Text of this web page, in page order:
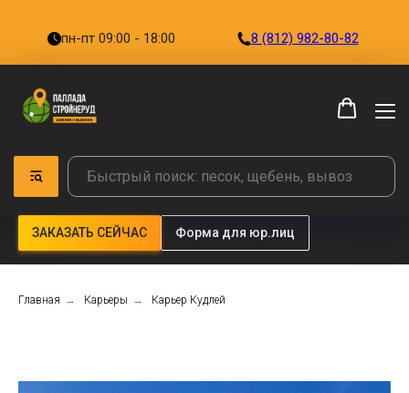
пн-пт 09:00 - 18:00 8 (812) 982-80-82
ЗАКАЗАТЬ СЕЙЧАС Форма для юр.лиц
Главная → Карьеры → Карьер Кудлей